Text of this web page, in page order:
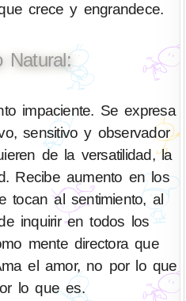
crece y engrandece.
Natural:
impaciente. Se expresa
sensitivo y observador
de la versatilidad, la
Recibe aumento en los
tocan al sentimiento, al
inquirir en todos los
mente directora que
el amor, no por lo que
lo que es.